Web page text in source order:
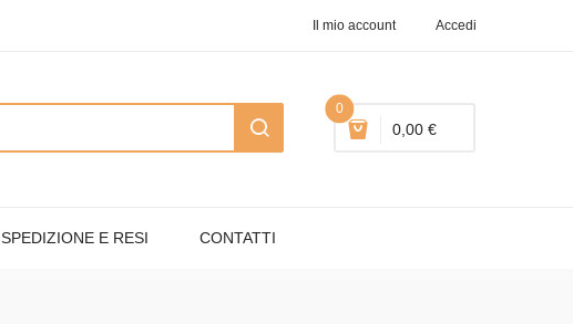
Il mio account Accedi
0
0,00 €
SPEDIZIONE E RESI CONTATTI